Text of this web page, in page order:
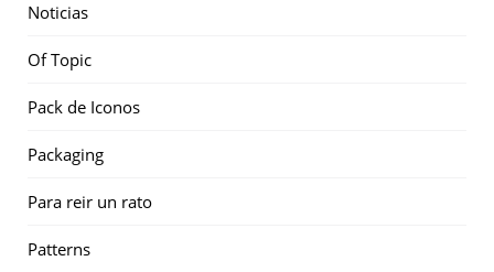
Noticias
Of Topic
Pack de Iconos
Packaging
Para reir un rato
Patterns